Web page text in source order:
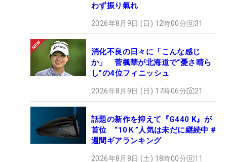
わず振り氣れ
2026年8月9日 (日) 12時00分 31
消化不良の日々に「こんな感じ
か」 菅楓華が北海道で“憂さ晴ら
し”の4位フィニッシュ
2026年8月9日 (日) 17時06分 21
話題の新作を抑えて『G440 K』が
首位 “10Ｋ”人気は未だに継続中 #
週間ギアランキング
2026年8月8日 (土) 18時00分 11